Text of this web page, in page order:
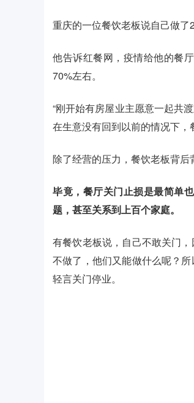
重庆的一位餐饮老板说自己做了
他告诉红餐网，疫情给他的餐
70%左右。
“刚开始有房屋业主愿意一起共
在生意没有回到以前的情况下，
除了经营的压力，餐饮老板背后
毕竟，餐厅关门止损是最简单
题，甚至关系到上百个家庭。
有餐饮老板说，自己不敢关门
不做了，他们又能做什么呢？
轻言关门停业。